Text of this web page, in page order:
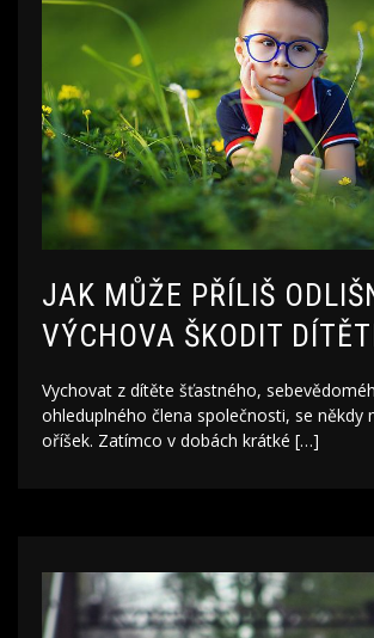
JAK MŮŽE PŘÍLIŠ
VÝCHOVA ŠKODIT
Vychovat z dítěte šťastného,
ohleduplného člena společnosti, se někdy
oříšek. Zatímco v dobách krátké […]